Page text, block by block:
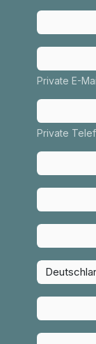
Private E-
Private